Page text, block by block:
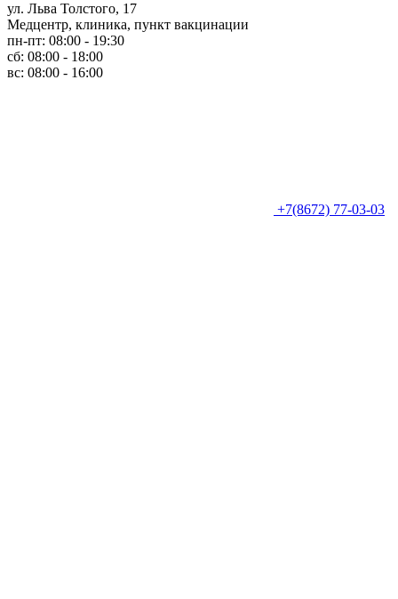
ул. Льва Толстого, 17
Медцентр, клиника, пункт вакцинации
пн-пт: 08:00 - 19:30
сб: 08:00 - 18:00
вс: 08:00 - 16:00
+7(8672) 77-03-03